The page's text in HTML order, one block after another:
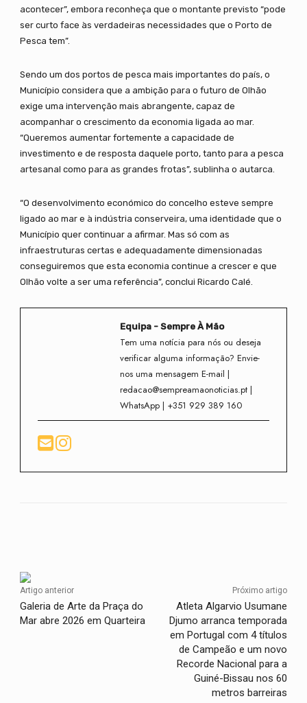
acontecer”, embora reconheça que o montante previsto “pode
ser curto face às verdadeiras necessidades que o Porto de
Pesca tem”.
Sendo um dos portos de pesca mais importantes do país, o
Município considera que a ambição para o futuro de Olhão
exige uma intervenção mais abrangente, capaz de
acompanhar o crescimento da economia ligada ao mar.
“Queremos aumentar fortemente a capacidade de
investimento e de resposta daquele porto, tanto para a pesca
artesanal como para as grandes frotas”, sublinha o autarca.
“O desenvolvimento económico do concelho esteve sempre
ligado ao mar e à indústria conserveira, uma identidade que o
Município quer continuar a afirmar. Mas só com as
infraestruturas certas e adequadamente dimensionadas
conseguiremos que esta economia continue a crescer e que
Olhão volte a ser uma referência”, conclui Ricardo Calé.
Equipa - Sempre À Mão
Tem uma notícia para nós ou deseja
verificar alguma informação? Envie-
nos uma mensagem E-mail |
redacao@sempreamaonoticias.pt |
WhatsApp | +351 929 389 160
Artigo anterior
Galeria de Arte da Praça do
Mar abre 2026 em Quarteira
Próximo artigo
Atleta Algarvio Usumane
Djumo arranca temporada
em Portugal com 4 títulos
de Campeão e um novo
Recorde Nacional para a
Guiné-Bissau nos 60
metros barreiras